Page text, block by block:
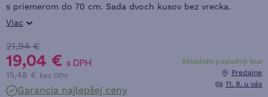
s priemerom do 70 cm. Sada dvoch kusov bez vrecka.
Viac
21,94 €
19,04 € s DPH
15,48 € bez DPH
Garancia najlepšej ceny
Skladom posledný kus
Predajne
11. 8. u vás